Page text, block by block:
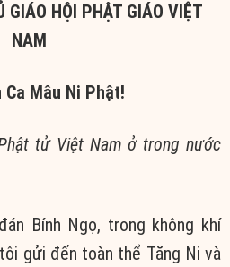
GIÁO HỘI PHẬT GIÁO VIỆT
NAM
Mâu Ni Phật!
tử Việt Nam ở trong nước
Bính Ngọ, trong không khí
gửi đến toàn thể Tăng Ni và